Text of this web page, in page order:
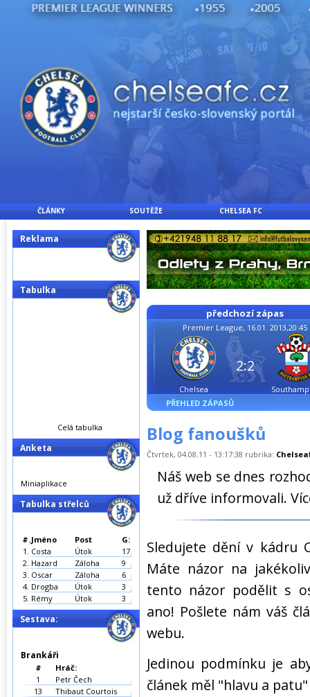
ČLÁNKY SOUTĚŽE CHELSEA FC
předchozí zápas
Premier League, 16.01. 2013,20:45
Chelsea
2:2
PŘEHLED ZÁPASŮ
Blog fanoušků
Čtvrtek, 04.08.11 - 13:17:38 rubrika:
Náš web se dnes
už dříve informovali.
Sledujete dění v kádru
Máte názor na
tento názor podělit s
ano! Pošlete nám váš
webu.
Jedinou podmínku je
článek měl "hlavu a
Reklama
Tabulka
Celá tabulka
Anketa
Miniaplikace
Tabulka střelců
#.Jméno Post
G:
1. Costa Útok
17
2. Hazard Záloha
9
3. Oscar Záloha
6
4. Drogba Útok
3
5. Rémy Útok 3
Sestava:
Brankáři
#
Hráč:
1
Petr Čech
13
Thibaut Courtois